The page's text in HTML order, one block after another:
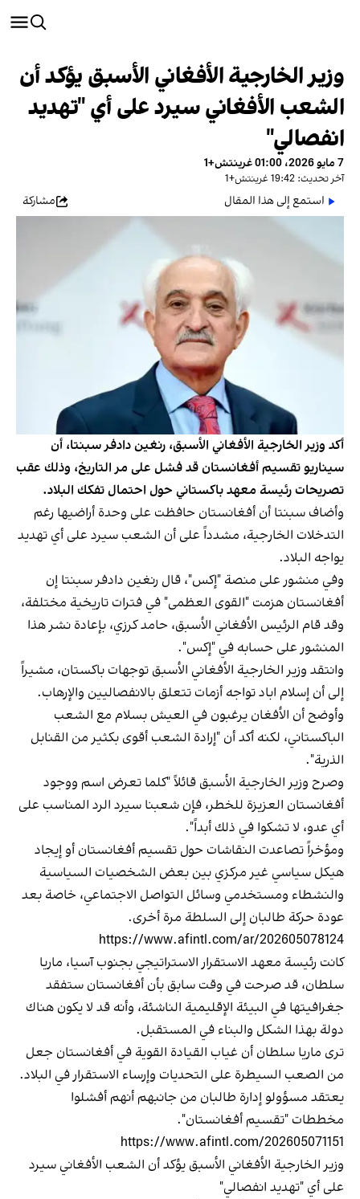
وزير الخارجية الأفغاني الأسبق يؤكد أن
الشعب الأفغاني سيرد على أي "تهديد
انفصالي"
7 مايو 2026، 01:00 غرينتش+1
آخر تحديث: 19:42 غرينتش+1
استمع إلى هذا المقال مشاركة
أكد وزير الخارجية الأفغاني الأسبق، رنغين دادفر سبنتا، أن
سيناريو تقسيم أفغانستان قد فشل على مر التاريخ، وذلك عقب
تصريحات رئيسة معهد باكستاني حول احتمال تفكك البلاد.
وأضاف سبنتا أن أفغانستان حافظت على وحدة أراضيها رغم
التدخلات الخارجية، مشدداً على أن الشعب سيرد على أي تهديد
يواجه البلاد.
وفي منشور على منصة "إكس"، قال رنغين دادفر سبنتا إن
أفغانستان هزمت "القوى العظمى" في فترات تاريخية مختلفة،
وقد قام الرئيس الأفغاني الأسبق، حامد كرزي، بإعادة نشر هذا
المنشور على حسابه في "إكس".
وانتقد وزير الخارجية الأفغاني الأسبق توجهات باكستان، مشيراً
إلى أن إسلام اباد تواجه أزمات تتعلق بالانفصاليين والإرهاب.
وأوضح أن الأفغان يرغبون في العيش بسلام مع الشعب
الباكستاني، لكنه أكد أن "إرادة الشعب أقوى بكثير من القنابل
الذرية".
وصرح وزير الخارجية الأسبق قائلاً "كلما تعرض اسم ووجود
أفغانستان العزيزة للخطر، فإن شعبنا سيرد الرد المناسب على
أي عدو، لا تشكوا في ذلك أبداً".
ومؤخراً تصاعدت النقاشات حول تقسيم أفغانستان أو إيجاد
هيكل سياسي غير مركزي بين بعض الشخصيات السياسية
والنشطاء ومستخدمي وسائل التواصل الاجتماعي، خاصة بعد
عودة حركة طالبان إلى السلطة مرة أخرى.
https://www.afintl.com/ar/202605078124
كانت رئيسة معهد الاستقرار الاستراتيجي بجنوب آسيا، ماريا
سلطان، قد صرحت في وقت سابق بأن أفغانستان ستفقد
جغرافيتها في البيئة الإقليمية الناشئة، وأنه قد لا يكون هناك
دولة بهذا الشكل والبناء في المستقبل.
ترى ماريا سلطان أن غياب القيادة القوية في أفغانستان جعل
من الصعب السيطرة على التحديات وإرساء الاستقرار في البلاد.
يعتقد مسؤولو إدارة طالبان من جانبهم أنهم أفشلوا
مخططات "تقسيم أفغانستان".
https://www.afintl.com/202605071151
وزير الخارجية الأفغاني الأسبق يؤكد أن الشعب الأفغاني سيرد
على أي "تهديد انفصالي"